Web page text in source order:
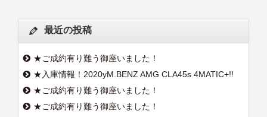
最近の投稿
★ご成約有り難う御座いました！
★入庫情報！2020yM.BENZ AMG CLA45s 4MATIC+!!
★ご成約有り難う御座いました！
★ご成約有り難う御座いました！